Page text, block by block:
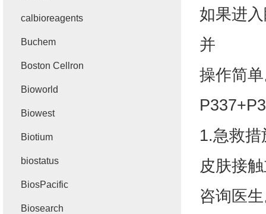
如果进
并
操作简
1.急救措
皮肤接
咨询医
calbioreagents
Buchem
Boston Cellron
Bioworld
Biowest
Biotium
biostatus
BiosPacific
Biosearch